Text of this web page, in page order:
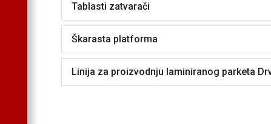
Tablasti zatvarači
Škarasta platforma
Linija za proizvodnju laminiranog parketa